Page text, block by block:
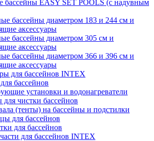
бассейны EASY SET POOLS (с надувным
бассейны диаметром 183 и 244 см и
аксессуары
бассейны диаметром 305 см и
аксессуары
бассейны диаметром 366 и 396 см и
аксессуары
для бассейнов INTEX
бассейнов
установки и водонагреватели
чистки бассейнов
(тенты) на бассейны и подстилки
для бассейнов
для бассейнов
для бассейнов INTEX